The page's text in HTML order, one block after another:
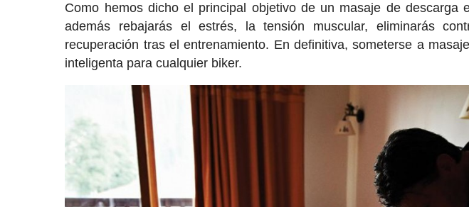
Como hemos dicho el principal objetivo de un masaje de descarga
además rebajarás el estrés, la tensión muscular, eliminarás
recuperación tras el entrenamiento. En definitiva, someterse a
inteligenta para cualquier biker.